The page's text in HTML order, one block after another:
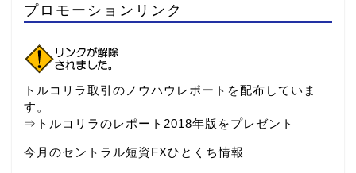
プロモーションリンク
トルコリラ取引のノウハウレポートを配布していま
す。
⇒ トルコリラのレポート2018年版をプレゼント
今月のセントラル短資FXひとくち情報